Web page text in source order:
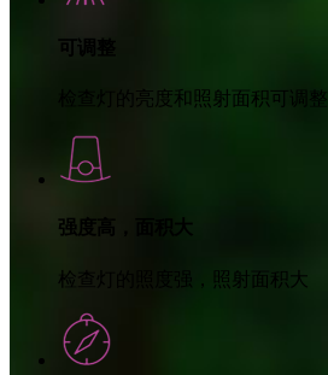
可调整
检查灯的亮度和照射面积可调整
强度高，面积大
检查灯的照度强，照射面积大